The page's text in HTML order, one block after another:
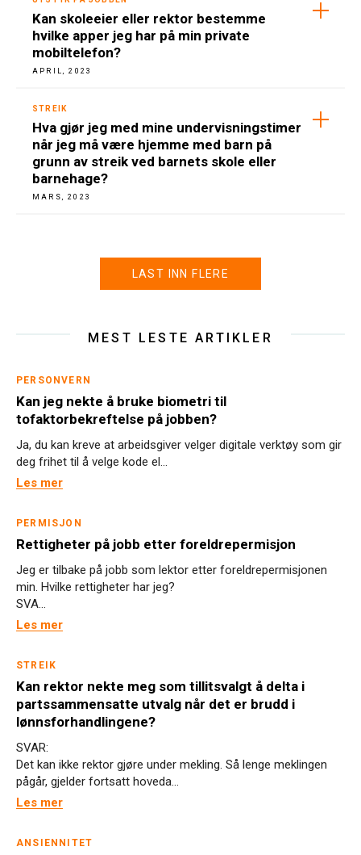
Kan skoleeier eller rektor bestemme
hvilke apper jeg har på min private
mobiltelefon?
APRIL, 2023
STREIK
Hva gjør jeg med mine undervisningstimer
når jeg må være hjemme med barn på
grunn av streik ved barnets skole eller
barnehage?
MARS, 2023
LAST INN FLERE
MEST LESTE ARTIKLER
PERSONVERN
Kan jeg nekte å bruke biometri til
tofaktorbekreftelse på jobben?
Ja, du kan kreve at arbeidsgiver velger digitale verktøy som gir
deg frihet til å velge kode el...
Les mer
PERMISJON
Rettigheter på jobb etter foreldrepermisjon
Jeg er tilbake på jobb som lektor etter foreldrepermisjonen
min. Hvilke rettigheter har jeg?
SVA...
Les mer
STREIK
Kan rektor nekte meg som tillitsvalgt å delta i
partssammensatte utvalg når det er brudd i
lønnsforhandlingene?
SVAR:
Det kan ikke rektor gjøre under mekling. Så lenge meklingen
pågår, gjelder fortsatt hoveda...
Les mer
ANSIENNITET